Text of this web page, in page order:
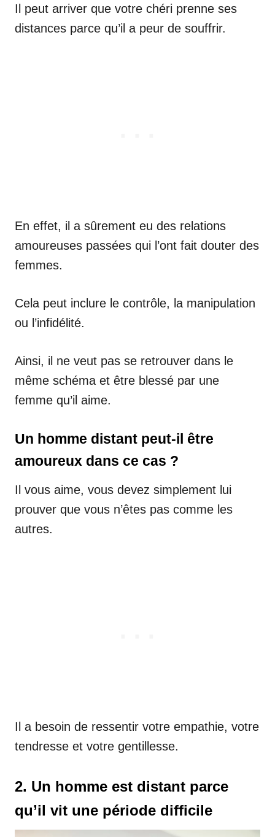
Il peut arriver que votre chéri prenne ses
distances parce qu’il a peur de souffrir.
En effet, il a sûrement eu des relations
amoureuses passées qui l’ont fait douter des
femmes.
Cela peut inclure le contrôle, la manipulation
ou l’infidélité.
Ainsi, il ne veut pas se retrouver dans le
même schéma et être blessé par une
femme qu’il aime.
Un homme distant peut-il être
amoureux dans ce cas ?
Il vous aime, vous devez simplement lui
prouver que vous n’êtes pas comme les
autres.
Il a besoin de ressentir votre empathie, votre
tendresse et votre gentillesse.
2. Un homme est distant parce
qu’il vit une période difficile